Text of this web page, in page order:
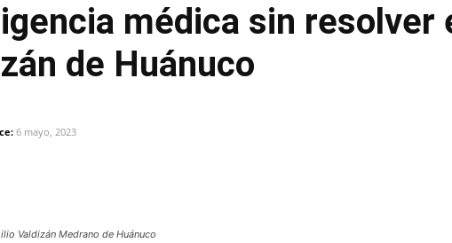
médica sin resolver
de Huánuco
6 mayo, 2023
Valdizán Medrano de Huánuco